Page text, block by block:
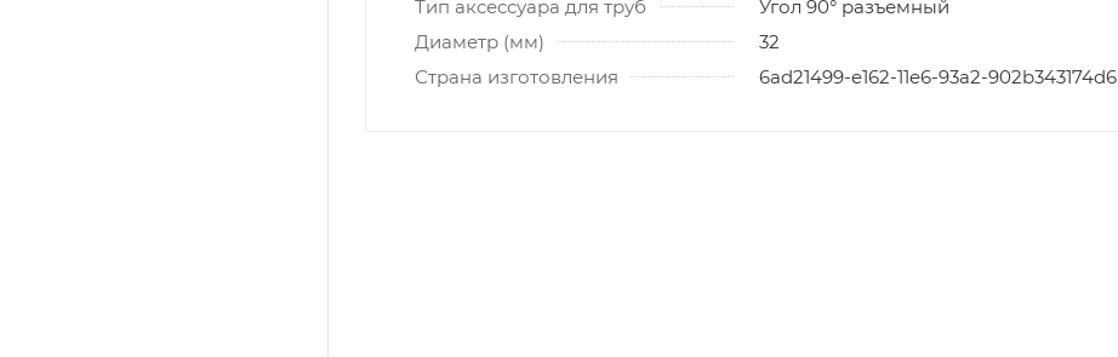
Тип аксессуара для труб
Угол 90° разъемный
Диаметр (мм)
32
Страна изготовления
6ad21499-e162-11e6-93a2-902b343174d6